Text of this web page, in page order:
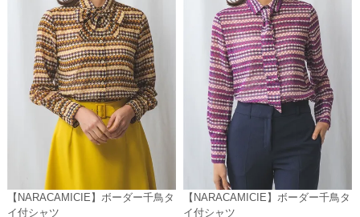
【NARACAMICIE】ボーダー千鳥タ
イ付シャツ
【NARACAMICIE】ボーダー千鳥タ
イ付シャツ